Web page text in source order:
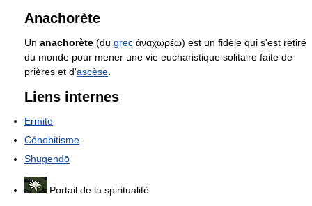
Anachorète
Un anachorète (du grec ἀναχωρέω) est un fidèle qui s'est retiré
du monde pour mener une vie eucharistique solitaire faite de
prières et d'ascèse
Liens internes
Ermite
Cénobitisme
Shugendō
Portail de la spiritualité